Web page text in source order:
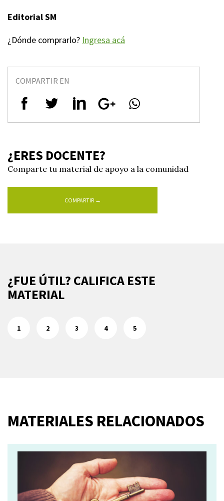
Editorial SM
¿Dónde comprarlo? Ingresa acá
COMPARTIR EN
¿ERES DOCENTE?
Comparte tu material de apoyo a la comunidad
COMPARTIR →
¿FUE ÚTIL? CALIFICA ESTE
MATERIAL
1 2 3 4 5
MATERIALES RELACIONADOS